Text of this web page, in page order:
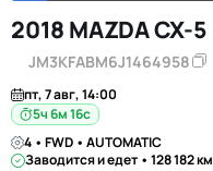
2018 MAZDA CX-5
JM3KFABM6J1464958
пт, 7 авг, 14:00
5ч 6м 16с
4 • FWD • AUTOMATIC
Заводится и едет • 128 182 км